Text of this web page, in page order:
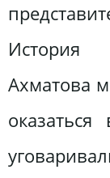
История
Ахматова